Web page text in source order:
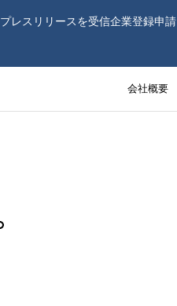
プレスリリースを受信企業登録申請
会社概要